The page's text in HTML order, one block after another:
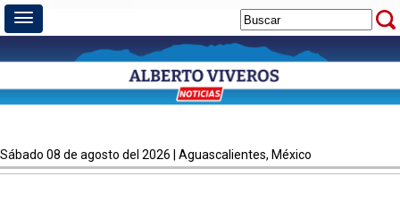
sábado 08 de agosto del 2026 | Aguascalientes, México